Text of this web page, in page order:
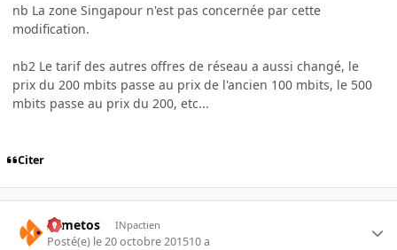
nb La zone Singapour n'est pas concernée par cette
modification.
nb2 Le tarif des autres offres de réseau a aussi changé, le
prix du 200 mbits passe au prix de l'ancien 100 mbits, le 500
mbits passe au prix du 200, etc...
Citer
Armetos INpactien
Posté(e) le 20 octobre 201510 a